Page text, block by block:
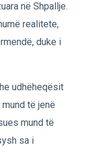
në Shpallje.
realitete,
duke i
udhëheqësit
të jenë
mund të
sa i